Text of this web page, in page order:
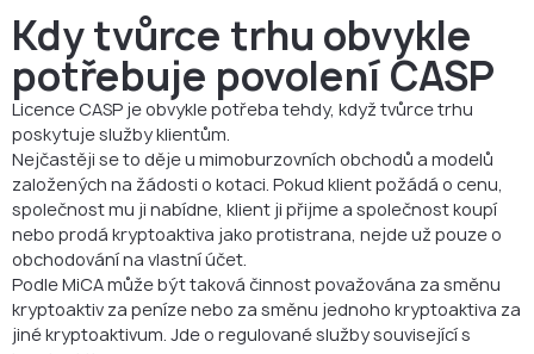
Kdy tvůrce trhu obvykle
potřebuje povolení CASP
Licence CASP je obvykle potřeba tehdy, když tvůrce trhu
poskytuje služby klientům.
Nejčastěji se to děje u mimoburzovních obchodů a modelů
založených na žádosti o kotaci. Pokud klient požádá o cenu,
společnost mu ji nabídne, klient ji přijme a společnost koupí
nebo prodá kryptoaktiva jako protistrana, nejde už pouze o
obchodování na vlastní účet.
Podle MiCA může být taková činnost považována za směnu
kryptoaktiv za peníze nebo za směnu jednoho kryptoaktiva za
jiné kryptoaktivum. Jde o regulované služby související s